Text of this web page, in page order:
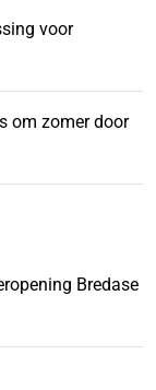
voor
om zomer door
Bredase